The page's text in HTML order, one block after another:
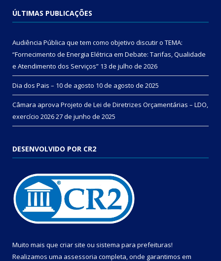
ÚLTIMAS PUBLICAÇÕES
Audiência Pública que tem como objetivo discutir o TEMA:
“Fornecimento de Energia Elétrica em Debate: Tarifas, Qualidade
e Atendimento dos Serviços” 13 de julho de 2026
Dia dos Pais – 10 de agosto 10 de agosto de 2025
Câmara aprova Projeto de Lei de Diretrizes Orçamentárias – LDO,
exercício 202627 de junho de 2025
DESENVOLVIDO POR CR2
Muito mais que criar site ou sistema para prefeituras!
Realizamos uma assessoria completa, onde garantimos em